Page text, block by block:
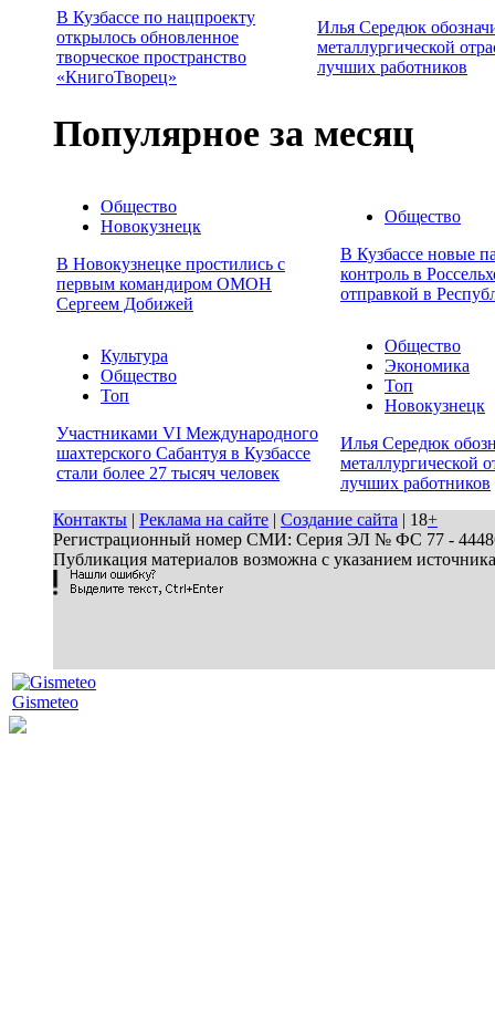
В Кузбассе по нацпроекту
открылось обновленное
творческое пространство
«КнигоТворец»
Илья Середюк
металлургической
лучших работников
Популярное за месяц
Общество
Новокузнецк
В Новокузнецке простились с
первым командиром ОМОН
Сергеем Добижей
Общество
В Кузбассе новые
контроль в
отправкой в
Культура
Общество
Топ
Участниками VI Международного
шахтерского Сабантуя в Кузбассе
стали более 27 тысяч человек
Общество
Экономика
Топ
Новокузнецк
Илья Середюк
металлургической
лучших работников
Контакты | Реклама на сайте | Создание сайта | 18+
Регистрационный номер СМИ: Серия ЭЛ № ФС 77 - 44486
Публикация материалов возможна с указанием
Gismeteo